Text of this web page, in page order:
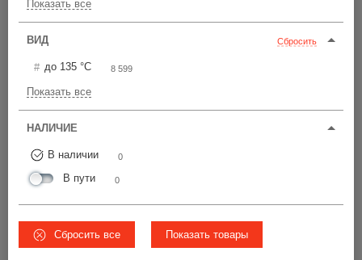
Показать все
ВИД Сбросить
до 135 °С 8 599
Показать все
НАЛИЧИЕ
В наличии 0
В пути 0
Сбросить все Показать товары
Ничего не найдено
Товары не в наличии, но для вас мы
произведем!
20
ВСЕ ЦЕНЫ